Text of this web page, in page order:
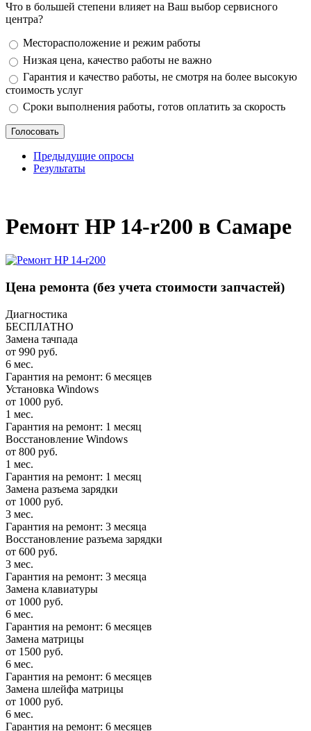
Что в большей степени влияет на Ваш выбор сервисного
центра?
Варианты
Месторасположение и режим работы
Низкая цена, качество работы не важно
Гарантия и качество работы, не смотря на более высокую
стоимость услуг
Сроки выполнения работы, готов оплатить за скорость
Предыдущие опросы
Результаты
Ремонт HP 14-r200 в Самаре
Цена ремонта (без учета стоимости запчастей)
Диагностика
БЕСПЛАТНО
Замена тачпада
от 990 руб.
6 мес.
Гарантия на ремонт: 6 месяцев
Установка Windows
от 1000 руб.
1 мес.
Гарантия на ремонт: 1 месяц
Восстановление Windows
от 800 руб.
1 мес.
Гарантия на ремонт: 1 месяц
Замена разъема зарядки
от 1000 руб.
3 мес.
Гарантия на ремонт: 3 месяца
Восстановление разъема зарядки
от 600 руб.
3 мес.
Гарантия на ремонт: 3 месяца
Замена клавиатуры
от 1000 руб.
6 мес.
Гарантия на ремонт: 6 месяцев
Замена матрицы
от 1500 руб.
6 мес.
Гарантия на ремонт: 6 месяцев
Замена шлейфа матрицы
от 1000 руб.
6 мес.
Гарантия на ремонт: 6 месяцев